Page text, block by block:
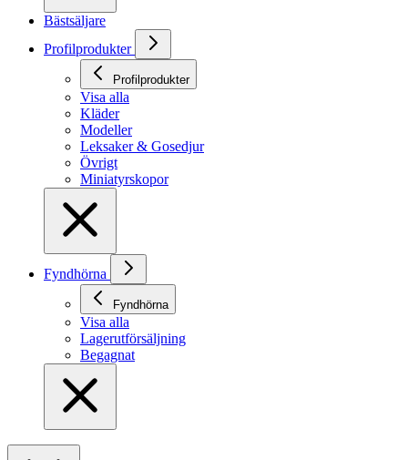
Bästsäljare
Profilprodukter
Profilprodukter
Visa alla
Kläder
Modeller
Leksaker & Gosedjur
Övrigt
Miniatyrskopor
Fyndhörna
Fyndhörna
Visa alla
Lagerutförsäljning
Begagnat